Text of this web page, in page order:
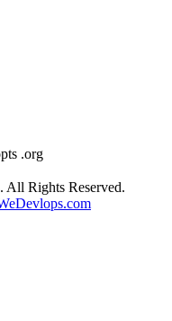
.org
Rights Reserved.